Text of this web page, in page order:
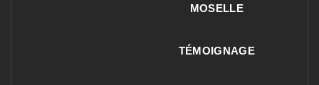
MOSELLE
TÉMOIGNAGE